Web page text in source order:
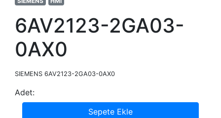
6AV2123-2GA03-
0AX0
SIEMENS 6AV2123-2GA03-0AX0
Adet:
Sepete Ekle